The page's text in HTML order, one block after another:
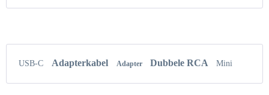
USB-C Adapterkabel Adapter Dubbele RCA Mini